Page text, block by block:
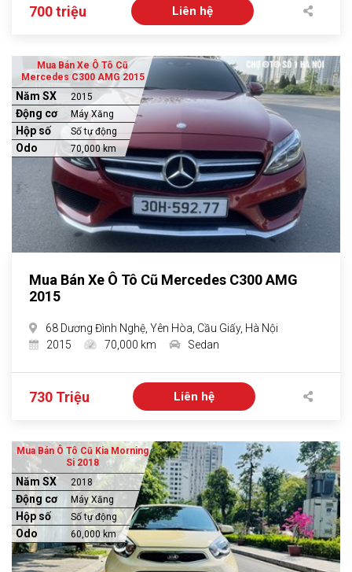
700 triệu Liên hệ
Mua Bán Xe Ô Tô Cũ
Mercedes C300 AMG 2015
Năm SX 2015
Động cơ Máy Xăng
Hộp số Số tự động
Odo 70,000 km
Mua Bán Xe Ô Tô Cũ Mercedes C300 AMG
2015
68 Dương Đình Nghệ, Yên Hòa, Cầu Giấy, Hà Nội
2015
70,000 km Sedan
730 Triệu Liên hệ
Mua Bán Ô Tô Cũ Kia Morning
Si 2018
Năm SX 2018
Động cơ Máy Xăng
Hộp số Số tự động
Odo 60,000 km